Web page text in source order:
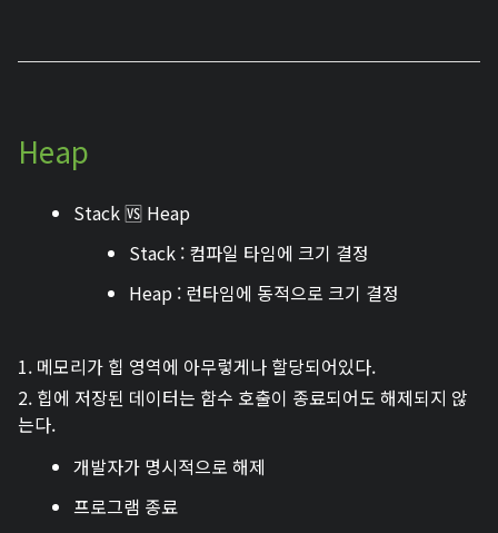
Heap
Stack 🆚 Heap
Stack : 컴파일 타임에 크기 결정
Heap : 런타임에 동적으로 크기 결정
1. 메모리가 힙 영역에 아무렇게나 할당되어있다.
2. 힙에 저장된 데이터는 함수 호출이 종료되어도 해제되지 않
는다.
개발자가 명시적으로 해제
프로그램 종료